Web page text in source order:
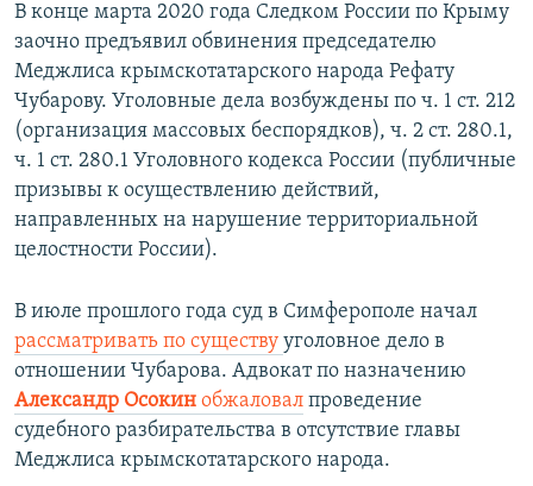
В конце марта 2020 года Следком России по Крыму
заочно предъявил обвинения председателю
Меджлиса крымскотатарского народа Рефату
Чубарову. Уголовные дела возбуждены по ч. 1 ст. 212
(организация массовых беспорядков), ч. 2 ст. 280.1,
ч. 1 ст. 280.1 Уголовного кодекса России (публичные
призывы к осуществлению действий,
направленных на нарушение территориальной
целостности России).
В июле прошлого года суд в Симферополе начал
рассматривать по существу уголовное дело в
отношении Чубарова. Адвокат по назначению
Александр Осокин обжаловал проведение
судебного разбирательства в отсутствие главы
Меджлиса крымскотатарского народа.